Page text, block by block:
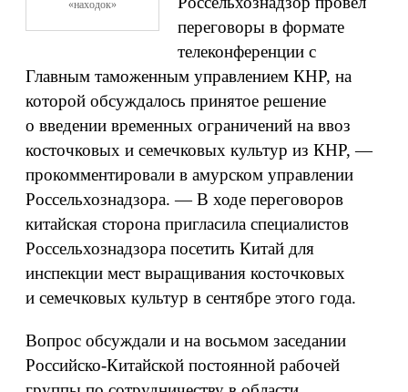
«находок»
переговоры в формате
телеконференции с
Главным таможенным управлением КНР, на
которой обсуждалось принятое решение
о введении временных ограничений на ввоз
косточковых и семечковых культур из КНР, —
прокомментировали в амурском управлении
Россельхознадзора. — В ходе переговоров
китайская сторона пригласила специалистов
Россельхознадзора посетить Китай для
инспекции мест выращивания косточковых
и семечковых культур в сентябре этого года.
Вопрос обсуждали и на восьмом заседании
Российско-Китайской постоянной рабочей